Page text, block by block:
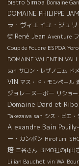
Bistro Simba Domaine
DOMAINE PHILIPPE
ラ・ヴィエイユ・ジュリ
街 René Jean Aventure
Coup de Foudre ESPOA
DOMAINE VALENTIN
san サロン・レザノニム ド
VIN マス・ド・モンペール
ジョレーヌーボー リショ
Domaine Dard et Ribo
Takezawa san シス・ピエ
Alexandre Bain
ー・カンボン Hirofumi
培 三谷さん ＢＭО社の山田
Lilian Bauchet vin WA